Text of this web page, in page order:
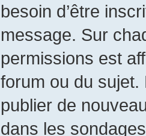
besoin d’être
message. Sur
permissions est
forum ou du
publier de
dans les